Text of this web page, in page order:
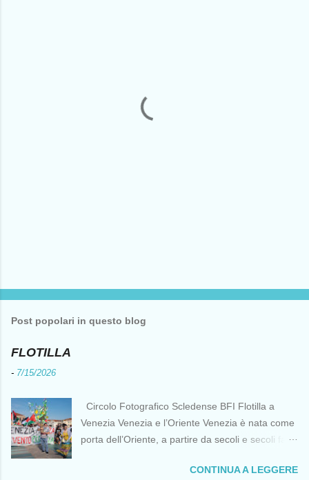
Post popolari in questo blog
FLOTILLA
- 7/15/2026
Circolo Fotografico Scledense BFI Flotilla a
Venezia Venezia e l’Oriente Venezia è nata come
porta dell’Oriente, a partire da secoli e secoli fa ai
di cantierizzazione veneziane divennero preziose
CONTINUA A LEGGERE